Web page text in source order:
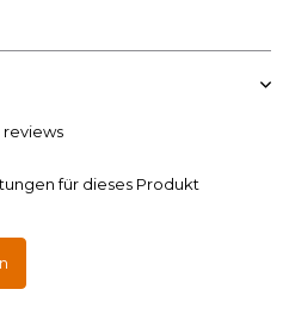
reviews
für dieses Produkt